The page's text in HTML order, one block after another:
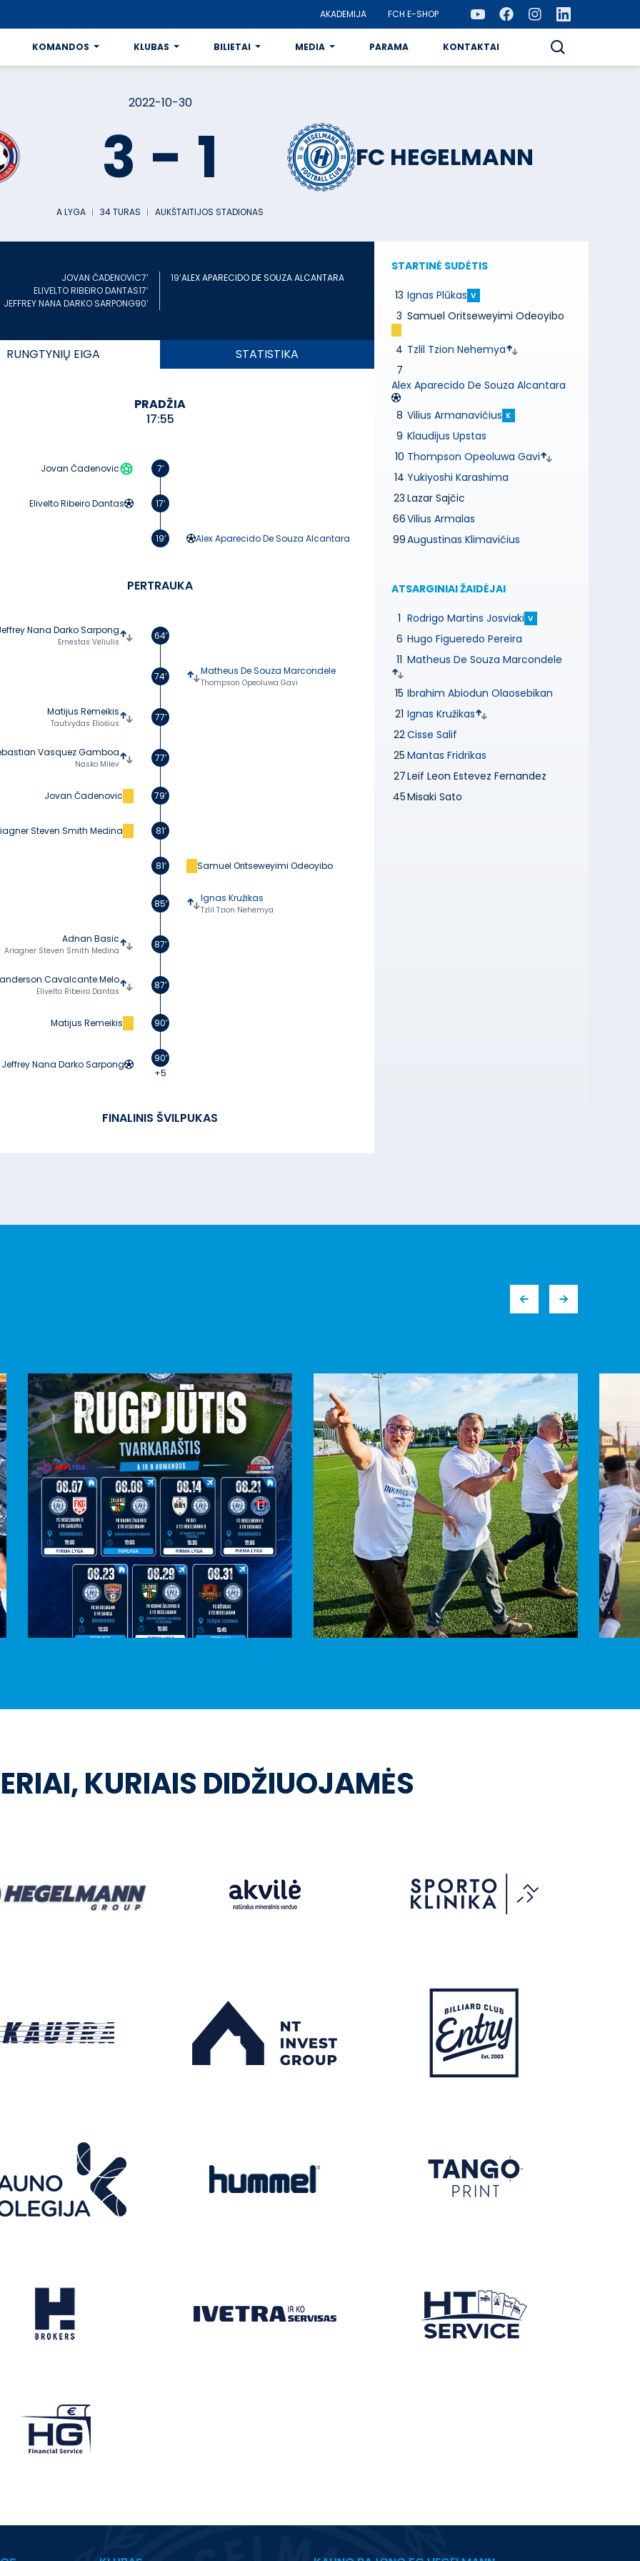
KOMANDOS KLUBAS BILIETAI MEDIA PARAMA KONTAKTAI
AKADEMIJA FCH E-SHOP
2022-10-30
3 - 1 FC HEGELMANN
A LYGA ︱ 34 TURAS ︱ AUKŠTAITIJOS STADIONAS
JOVAN ČADENOVIC7’
ELIVELTO RIBEIRO DANTAS17’
JEFFREY NANA DARKO SARPONG90’
19’ALEX APARECIDO DE SOUZA ALCANTARA
RUNGTYNIŲ EIGA STATISTIKA
PRADŽIA
17:55
Jovan Čadenovic 7’
Elivelto Ribeiro Dantas 17’
19’ Alex Aparecido De Souza Alcantara
PERTRAUKA
Nana Darko Sarpong
Ernestas Veliulis
64’
74’ Matheus De Souza Marcondele
Thompson Opeoluwa Gavi
Matijus Remeikis
Tautvydas Eliošius
77’
Vasquez Gamboa
Nasko Milev
77’
Jovan Čadenovic 79’
Steven Smith Medina 81’
81’ Samuel Oritseweyimi Odeoyibo
85’ Ignas Kružikas
Tzlil Tzion Nehemya
Adnan Basic
Ariagner Steven Smith Medina
87’
Cavalcante Melo
Elivelto Ribeiro Dantas
87’
Matijus Remeikis 90’
Jeffrey Nana Darko Sarpong
90’
+5
FINALINIS ŠVILPUKAS
STARTINĖ SUDĖTIS
13 Ignas Plūkas V
3 Samuel Oritseweyimi Odeoyibo
4 Tzlil Tzion Nehemya
7
Alex Aparecido De Souza Alcantara
8 Vilius Armanavičius K
9 Klaudijus Upstas
10 Thompson Opeoluwa Gavi
14 Yukiyoshi Karashima
23 Lazar Sajčic
66Vilius Armalas
99Augustinas Klimavičius
ATSARGINIAI ŽAIDĖJAI
1 Rodrigo Martins Josviaki V
6 Hugo Figueredo Pereira
11 Matheus De Souza Marcondele
15 Ibrahim Abiodun Olaosebikan
21 Ignas Kružikas
22Cisse Salif
25 Mantas Fridrikas
27Leif Leon Estevez Fernandez
45Misaki Sato
KURIAIS DIDŽIUOJAMĖS